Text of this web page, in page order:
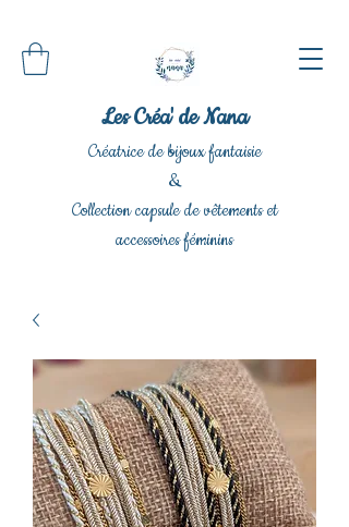
Les Créa' de Nana
Créatrice de bijoux fantaisie
&
Collection capsule de vêtements et
accessoires féminins